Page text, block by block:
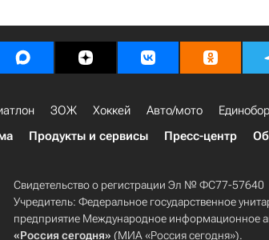
ЗОЖ Хоккей Авто/мото
Продукты и сервисы Пресс-центр Об
Свидетельство о регистрации Эл № ФС77-57640
Учредитель: Федеральное государственное
предприятие Международное информационное
«Россия сегодня» (МИА «Россия сегодня»).